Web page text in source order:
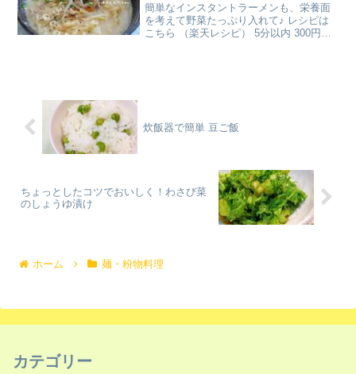
簡単なインスタントラーメンも、栄養面
を考えて野菜たっぷり入れて♪ レシピは
こちら （楽天レシピ） 5分以内 300円前
炊飯器で簡単 豆ご飯
ちょっとしたコツでおいしく！わさび菜
のしょうゆ漬け
ホーム 麺・粉物料理
カテゴリー